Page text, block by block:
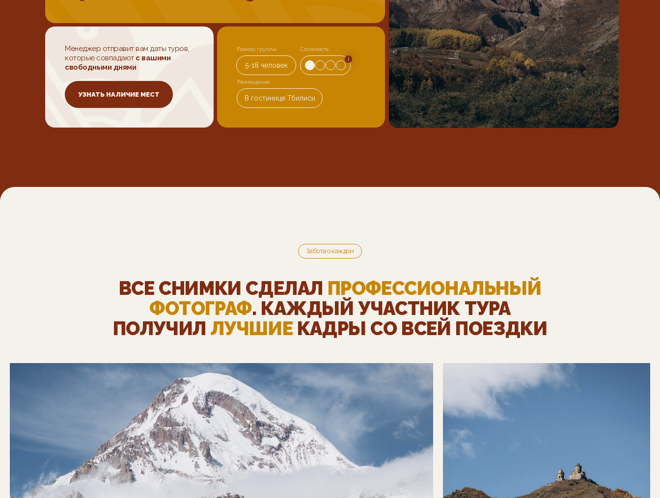
5-18 человек
В гостинице Тбилиси
Менеджер отправит вам даты туров,
которые совпадают с вашими
свободными днями
УЗНАТЬ НАЛИЧИЕ МЕСТ
Размер группы Сложность
Размещение
ВСЕ СНИМКИ СДЕЛАЛ ПРОФЕССИОНАЛЬНЫЙ
ФОТОГРАФ. КАЖДЫЙ УЧАСТНИК ТУРА
ПОЛУЧИЛ ЛУЧШИЕ КАДРЫ СО ВСЕЙ ПОЕЗДКИ
Забота о каждом